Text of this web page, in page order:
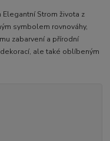
Elegantní Strom života z
symbolem rovnováhy,
zabarvení a přírodní
ale také oblíbeným